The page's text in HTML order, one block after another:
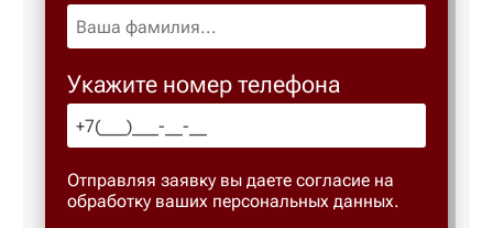
Укажите номер телефона
Отправляя заявку вы даете согласие на
обработку ваших персональных данных.